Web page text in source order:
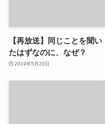
【再放送】同じことを聞い
たはずなのに、なぜ？
2019年5月23日